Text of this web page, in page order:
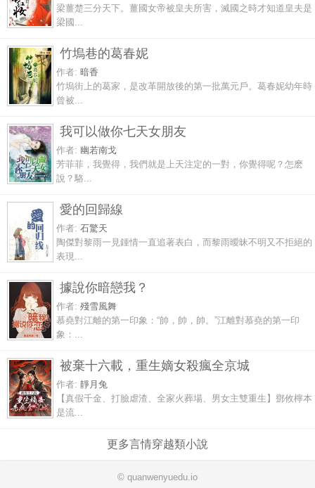
梁薑楚三分天下。薑國女帝被皇夫所害，滅國之時才知道皇夫是
梁國...
竹塢巷的葛春妮
作者: 暗香
竹塢街上的葛家，是改革開放後的第一批萬元戶。葛春妮幼年時
曾被...
我可以做你七天女朋友
作者: 幽若南戈
芳菲菲，我覺得，我們就是上天注定的一對，你覺得呢？怎麽
說？駱...
愛的回歸線
作者: 石驚天
陶傑對黎雨一見鍾情一直追著表白，而黎雨曖昧不明又不拒絕的
表現...
據說你暗戀我？
作者: 殘雪風舞
慕堯對江離的第一印象：“帥，帥，帥。”江離對慕堯的第一印
象：...
被棄十六載，重生嫡女殺瘋全京城
作者: 靜月兔
【真假千金、打臉虐渣、全家火葬場、男女主雙重生】鄧攸檸本
是流...
更多言情穿越類小說
© quanwenyuedu.io